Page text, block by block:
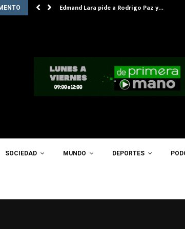
Edmand Lara pide a Rodrigo Paz y…
SOCIEDAD MUNDO DEPORTES